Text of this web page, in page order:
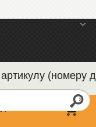
артикулу (номеру